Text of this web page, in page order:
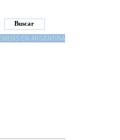
EN ARGENTINA